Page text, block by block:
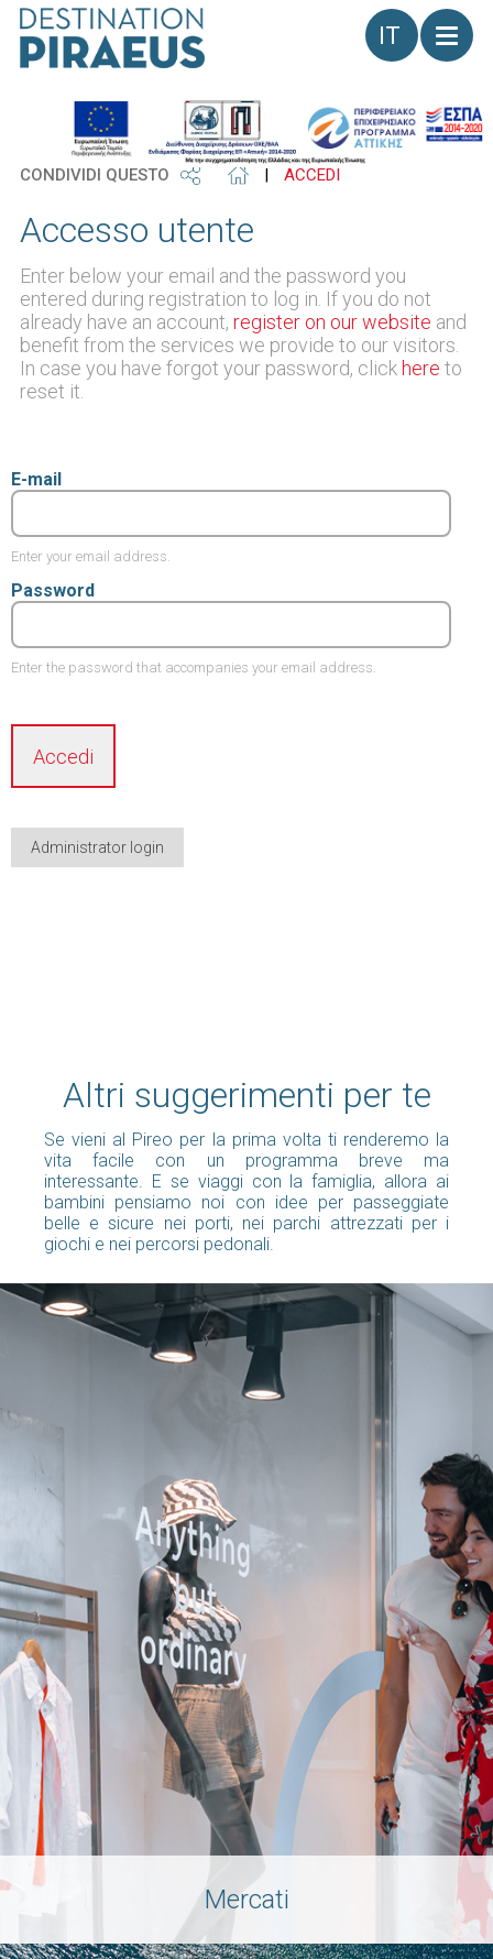
Lingua
CONDIVIDI QUESTO | ACCEDI
Accesso utente
Enter below your email and the password you
entered during registration to log in. If you do not
already have an account, register on our website and
benefit from the services we provide to our visitors.
In case you have forgot your password, click here to
reset it.
E-mail
Enter your email address.
Password
Enter the password that accompanies your email address.
Altri suggerimenti per te
Se vieni al Pireo per la prima volta ti renderemo la
vita facile con un programma breve ma
interessante. E se viaggi con la famiglia, allora ai
bambini pensiamo noi con idee per passeggiate
belle e sicure nei porti, nei parchi attrezzati per i
giochi e nei percorsi pedonali.
Mercati